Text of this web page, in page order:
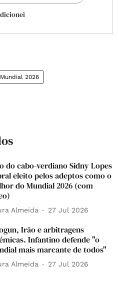
Mundial 2026
do cabo-verdiano Sidny Lopes
eleito pelos adeptos como o
do Mundial 2026 (com
Almeida 27 Jul 2026
Irão e arbitragens
Infantino defende "o
mais marcante de todos"
Almeida 27 Jul 2026